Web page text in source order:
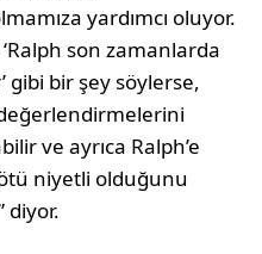
yardımcı oluyor.
son zamanlarda
gibi bir şey söylerse,
değerlendirmelerini
ve ayrıca Ralph’e
niyetli olduğunu
diyor.